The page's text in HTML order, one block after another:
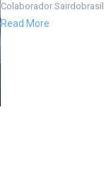
Colaborador Sairdobrasil
Read More